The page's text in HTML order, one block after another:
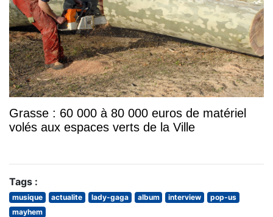
Grasse : 60 000 à 80 000 euros de matériel
volés aux espaces verts de la Ville
Tags :
musique actualite lady-gaga album interview
pop-us
mayhem